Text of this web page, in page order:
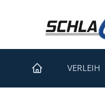
VERLEIH